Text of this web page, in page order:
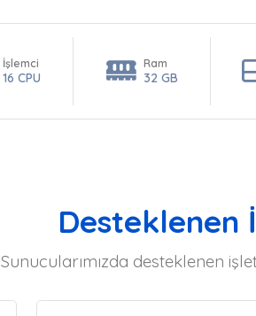
İşlemci
16 CPU
Ram
32 GB
Desteklenen
Sunucularımızda desteklenen